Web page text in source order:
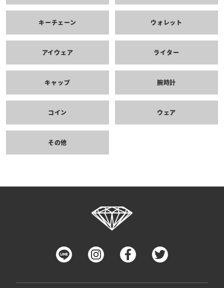
キーチェーン ウォレット
アイウェア ライター
キャップ 腕時計
コイン ウェア
その他